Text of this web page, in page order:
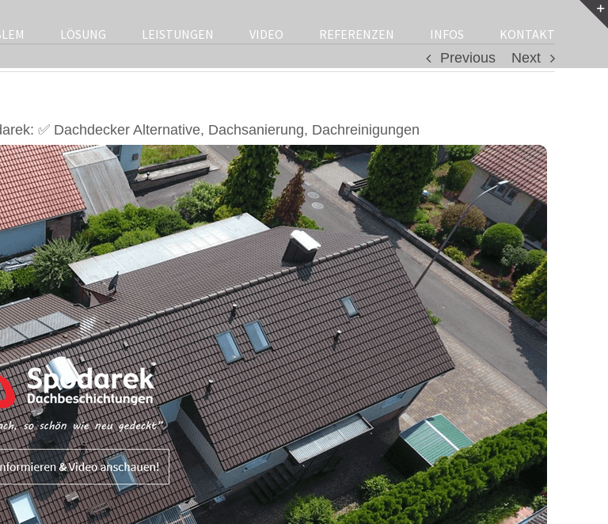
LÖSUNG LEISTUNGEN VIDEO REFERENZEN INFOS
KONTAKT
Previous
Next
✅ Dachdecker Alternative, Dachsanierung, Dachreinigungen